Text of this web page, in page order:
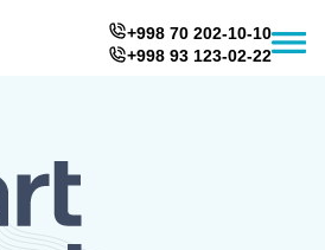
+998 70 202-10-10
+998 93 123-02-22